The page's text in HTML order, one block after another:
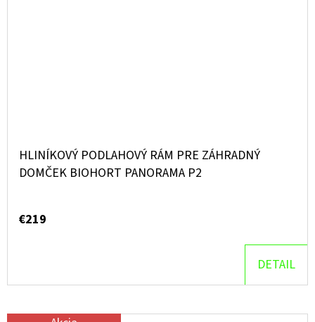
HLINÍKOVÝ PODLAHOVÝ RÁM PRE ZÁHRADNÝ
DOMČEK BIOHORT PANORAMA P2
€219
DETAIL